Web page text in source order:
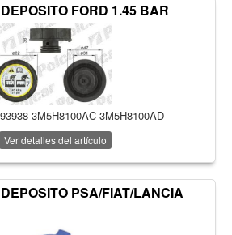
FORD 1.45 BAR
3M5H8100AC 3M5H8100AD
Ver detalles del artículo
PSA/FIAT/LANCIA